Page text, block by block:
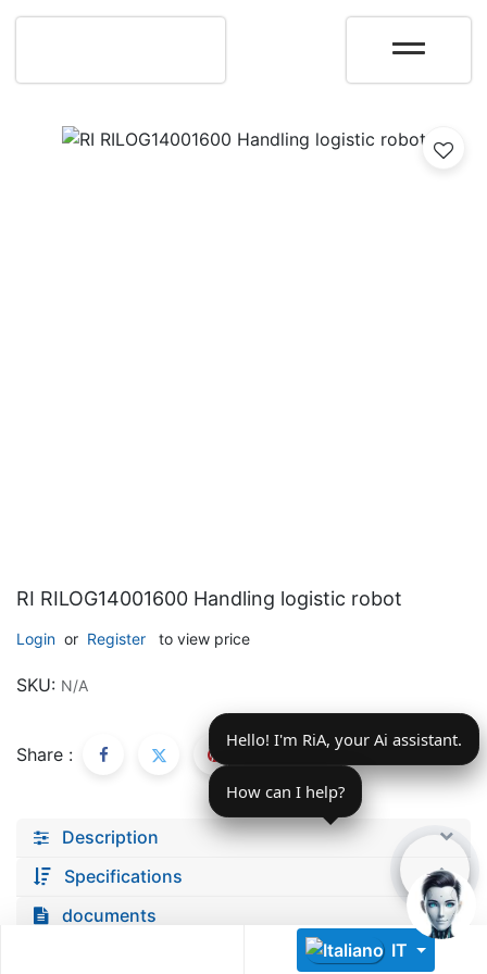
IT
RI RILOG14001600 Handling logistic robot
Login or Register to view price
SKU: N/A
Share :
Description
Specifications
documents
Platformă integrată pentru managementul flotei de roboți
Monitorizare în timp real și analiză date
Conectează roboți, software și servicii într-o singură
Scalabil de la 1 robot la zeci de unități
Hello! I'm RiA, your Ai assistant.
How can I help?